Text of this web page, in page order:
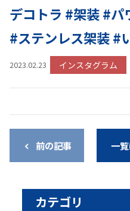
デコトラ #架装 #
#ステンレス架装 #
2023.02.23 インスタグラム
前の記事 一
カテゴリ